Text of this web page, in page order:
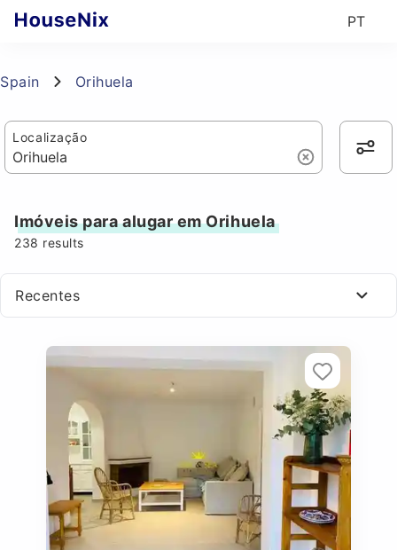
PT
Spain Orihuela
Localização
Imóveis para alugar em Orihuela
238 results
Recentes